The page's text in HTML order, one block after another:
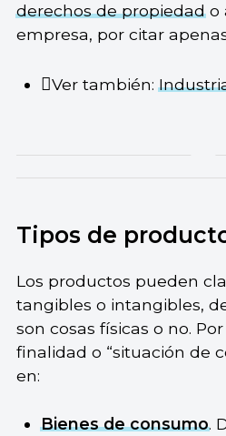
derechos de propiedado
empresa, por citar
Ver también:
Tipos de
Los productos pueden
tangibles o intangibles,
son cosas físicas o no.
finalidad o “situación de
en:
Bienes de consumo.